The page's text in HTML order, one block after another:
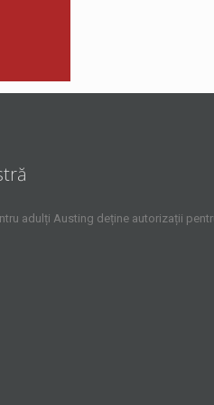
adulți Austing deține autorizații